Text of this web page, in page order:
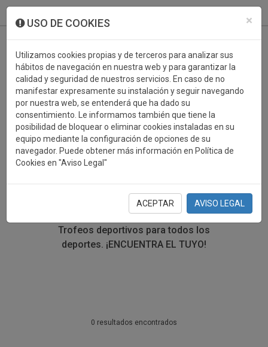
×
USO DE COOKIES
Utilizamos cookies propias y de terceros para analizar sus
hábitos de navegación en nuestra web y para garantizar la
calidad y seguridad de nuestros servicios. En caso de no
manifestar expresamente su instalación y seguir navegando
por nuestra web, se entenderá que ha dado su
consentimiento. Le informamos también que tiene la
posibilidad de bloquear o eliminar cookies instaladas en su
equipo mediante la configuración de opciones de su
navegador. Puede obtener más información en Política de
Cookies en "Aviso Legal"
ACEPTAR AVISO LEGAL
TROFEOS DEPORTIVOS
VIDEO
En esta sección encontrarás una gran variedad de
trofeos deportivos. Define tu búsqueda mediante los
filtros por deporte, material y precio del trofeo.
Trofeos deportivos para todos los
deportes. ¡ENCUENTRA EL TUYO!
0 resultados encontrados